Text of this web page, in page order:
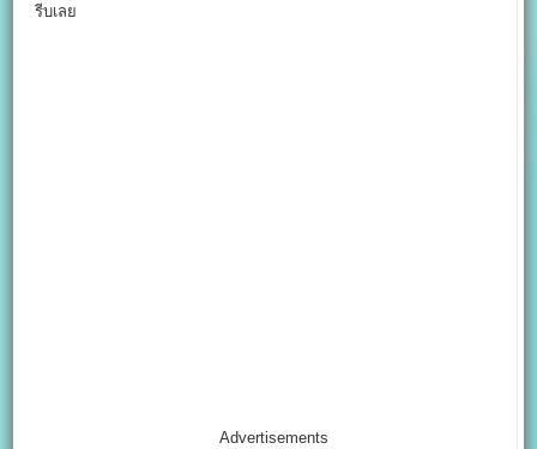
รีบเลย
Advertisements